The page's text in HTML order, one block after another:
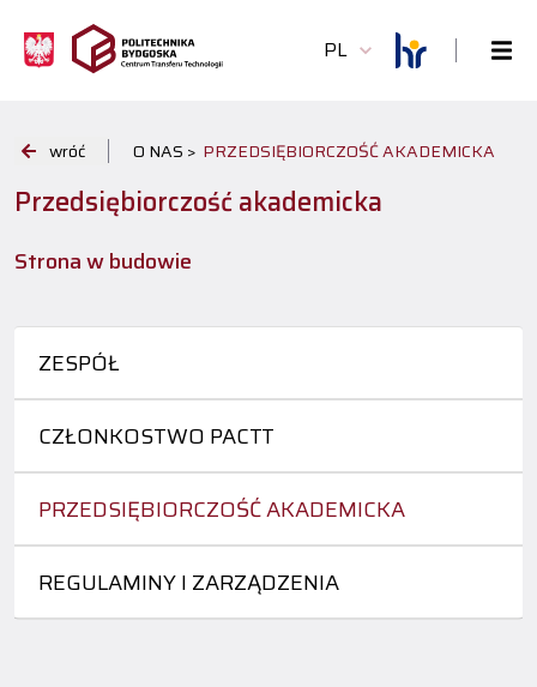
PL
wróć O NAS > PRZEDSIĘBIORCZOŚĆ AKADEMICKA
ZESPÓŁ
CZŁONKOSTWO PACTT
PRZEDSIĘBIORCZOŚĆ AKADEMICKA
REGULAMINY I ZARZĄDZENIA
Przedsiębiorczość akademicka
Strona w budowie